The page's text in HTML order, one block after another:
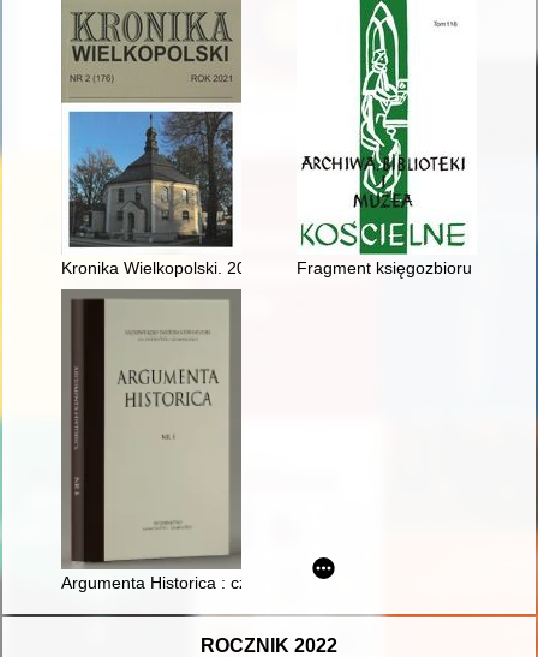
Kronika Wielkopolski. 2021, nr 2Fragment księgozbioru
Argumenta Historica : czasopismo naukowo-dydaktyczne. Nr
ROCZNIK 2022